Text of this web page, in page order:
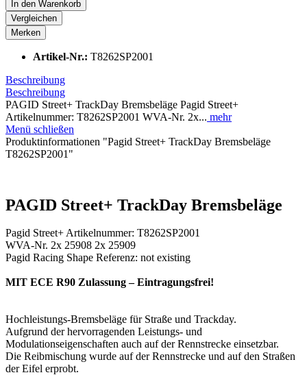
In den Warenkorb
Vergleichen
Merken
Artikel-Nr.: T8262SP2001
Beschreibung
Beschreibung
PAGID Street+ TrackDay Bremsbeläge Pagid Street+
Artikelnummer: T8262SP2001 WVA-Nr. 2x... mehr
Menü schließen
Produktinformationen "Pagid Street+ TrackDay Bremsbeläge
T8262SP2001"
PAGID Street+ TrackDay Bremsbeläge
Pagid Street+ Artikelnummer: T8262SP2001
WVA-Nr. 2x 25908 2x 25909
Pagid Racing Shape Referenz: not existing
MIT ECE R90 Zulassung – Eintragungsfrei!
Hochleistungs-Bremsbeläge für Straße und Trackday.
Aufgrund der hervorragenden Leistungs- und
Modulationseigenschaften auch auf der Rennstrecke einsetzbar.
Die Reibmischung wurde auf der Rennstrecke und auf den Straßen
der Eifel erprobt.